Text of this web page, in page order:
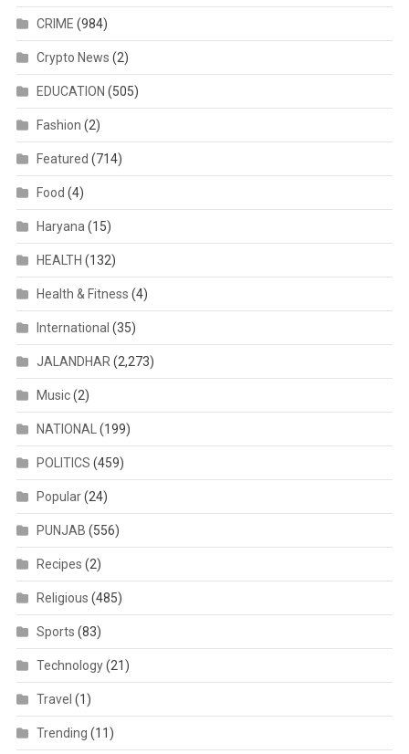
CRIME (984)
Crypto News (2)
EDUCATION (505)
Fashion (2)
Featured (714)
Food (4)
Haryana (15)
HEALTH (132)
Health & Fitness (4)
International (35)
JALANDHAR (2,273)
Music(2)
NATIONAL (199)
POLITICS (459)
Popular(24)
PUNJAB (556)
Recipes (2)
Religious (485)
Sports (83)
Technology(21)
Travel (1)
Trending (11)